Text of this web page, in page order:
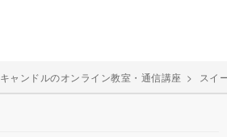
キャンドルのオンライン教室・通信講座 > スイ